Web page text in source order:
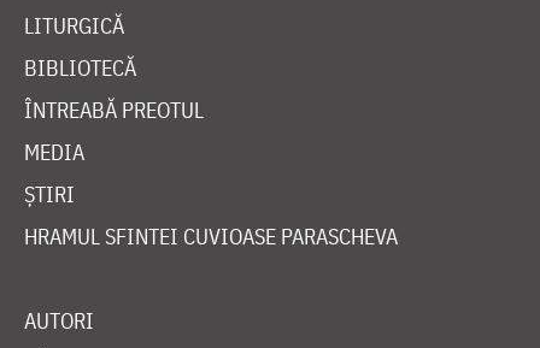
LITURGICĂ
BIBLIOTECĂ
ÎNTREABĂ PREOTUL
MEDIA
ȘTIRI
HRAMUL SFINTEI CUVIOASE PARASCHEVA
AUTORI